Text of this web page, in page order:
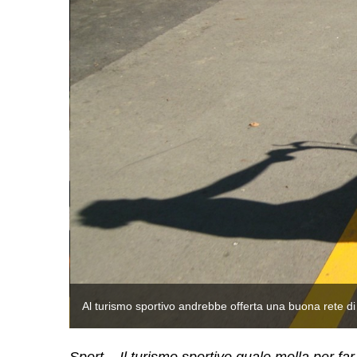
Al turismo sportivo andrebbe offerta una buona rete